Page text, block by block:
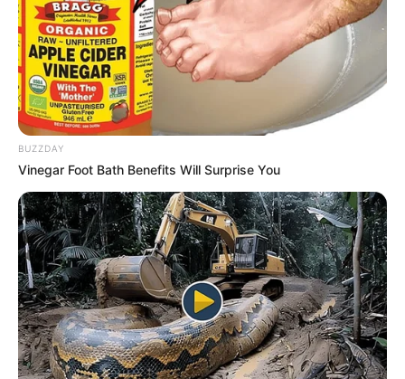
effektive Kapitalanlagen.
Früher zog man in den Krieg, damit in den
Geschichtsbüchern was steht. Heute gibt's nur noch
Bürokratie, Steuern und Sonderversagen.
Quermania folgen: Impressum & Kontakt
Smartphone Startseite
Suchen:
BUZZDAY
Vinegar Foot Bath Benefits Will Surprise You